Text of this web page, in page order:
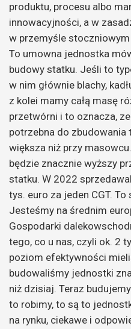
produktu, procesu albo
innowacyjności, a w
w przemyśle
To umowna jednostka
budowy statku. Jeśli to
w nim głównie blachy,
z kolei mamy całą masę
przetwórni i to oznacza,
potrzebna do
większa niż przy
będzie znacznie wyższy
statku. W 2022
tys. euro za jeden CGT.
Jesteśmy na średnim
Gospodarki
tego, co u nas, czyli ok. 2
poziom efektywności
budowaliśmy jednostki
niż dzisiaj. Teraz
to robimy, to są to
na rynku, ciekawe i